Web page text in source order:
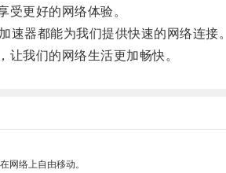
更好的网络体验。
器都能为我们提供快速的网络连接。
我们的网络生活更加畅快。
网络上自由移动。